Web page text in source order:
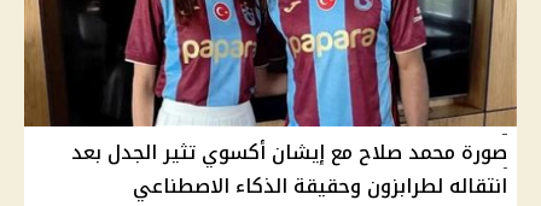
صورة محمد صلاح مع إيشان أكسوي تثير الجدل بعد
انتقاله لطرابزون وحقيقة الذكاء الاصطناعي